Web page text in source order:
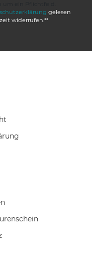
gelesen
widerrufen.**